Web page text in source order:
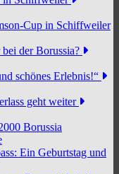
Cup in Schiffweiler
der Borussia?
schönes Erlebnis!“
geht weiter
Borussia
Ein Geburtstag und